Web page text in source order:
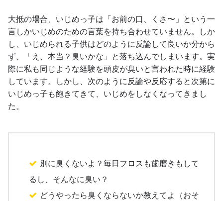
大抵の場合、いじめっ子は「お前の口、くさ〜」という一
言しかいじめのための言葉を持ち合わせていません。しか
し、いじめられる子供はどのように反論して良いか分から
ず、「え、本当？臭いかな」と落ち込んでしまいます。実
際に私も同じような経験を頭皮が臭いと言われた時に経験
しています。しかし、次のように反論や反応すると次第に
いじめっ子も飽きてきて、いじめをしなくなってきまし
た。
別に臭くないよ？毎日フロスも歯磨きもして
るし、そんなに臭い？
どうやったら臭くならないか教えてよ（おそ